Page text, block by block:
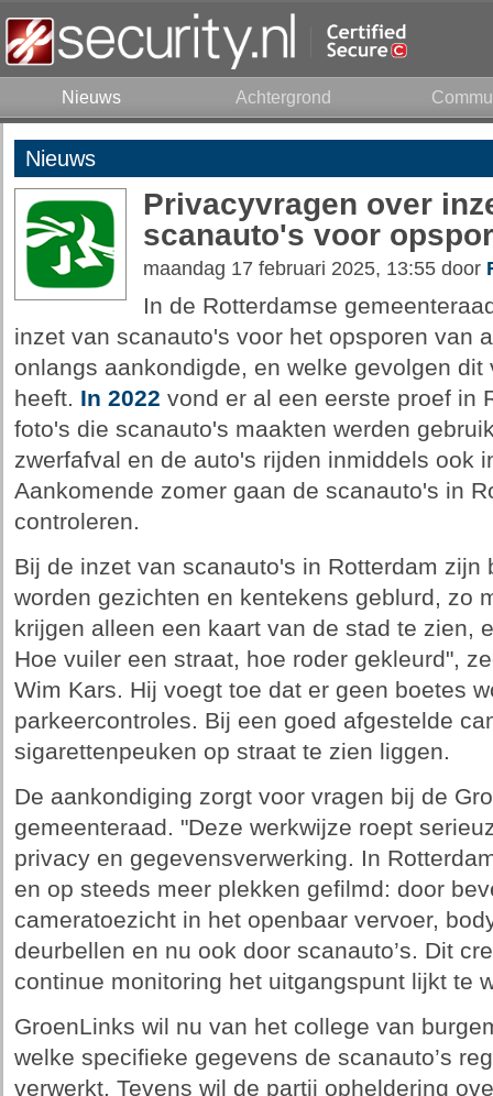
Nieuws Achtergrond
Nieuws
Privacyvragen over
scanauto's voor
maandag 17 februari 2025, 13:55 door
In de Rotterdamse
inzet van scanauto's voor het opsporen van
onlangs aankondigde, en welke gevolgen
heeft. In 2022 vond er al een eerste proef in
foto's die scanauto's maakten werden
zwerfafval en de auto's rijden inmiddels ook
Aankomende zomer gaan de scanauto's in
controleren.
Bij de inzet van scanauto's in Rotterdam zijn
worden gezichten en kentekens geblurd, zo
krijgen alleen een kaart van de stad te zien,
Hoe vuiler een straat, hoe roder gekleurd",
Wim Kars. Hij voegt toe dat er geen boetes
parkeercontroles. Bij een goed afgestelde
sigarettenpeuken op straat te zien liggen.
De aankondiging zorgt voor vragen bij de
gemeenteraad. "Deze werkwijze roept
privacy en gegevensverwerking. In
en op steeds meer plekken gefilmd: door
cameratoezicht in het openbaar vervoer,
deurbellen en nu ook door scanauto’s. Dit
continue monitoring het uitgangspunt lijkt te
GroenLinks wil nu van het college van
welke specifieke gegevens de scanauto’s
verwerkt. Tevens wil de partij opheldering